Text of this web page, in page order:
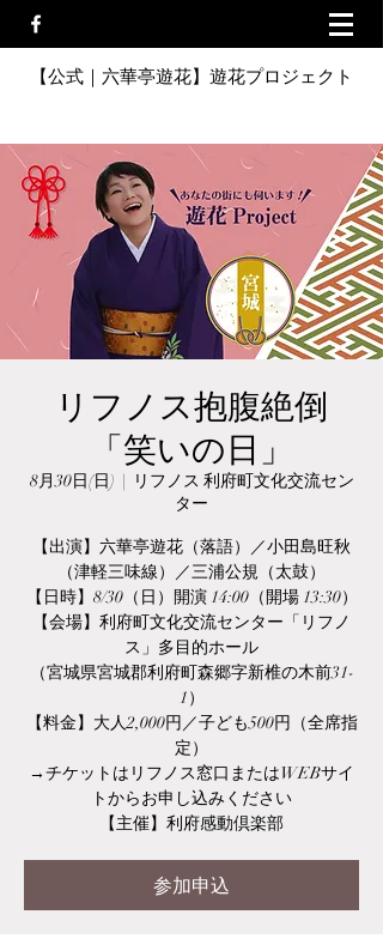
【公式｜六華亭遊花】遊花プロジェクト
リフノス抱腹絶倒
「笑いの日」
8月30日(日)
  |
リフノス 利府町文化交流セン
ター
【出演】六華亭遊花（落語）／小田島旺秋
（津軽三味線）／三浦公規（太鼓）
【日時】8/30（日）開演 14:00（開場 13:30）
【会場】利府町文化交流センター「リフノ
ス」多目的ホール
（宮城県宮城郡利府町森郷字新椎の木前31-
1）
【料金】大人2,000円／子ども500円（全席指
定）
→チケットはリフノス窓口またはWEBサイ
トからお申し込みください
【主催】利府感動倶楽部
参加申込